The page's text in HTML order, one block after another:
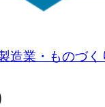
造業・ものづく